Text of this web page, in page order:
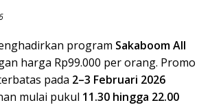
program Sakaboom All
harga Rp99.000 per orang. Promo
pada 2–3 Februari 2026
mulai pukul 11.30 hingga 22.00